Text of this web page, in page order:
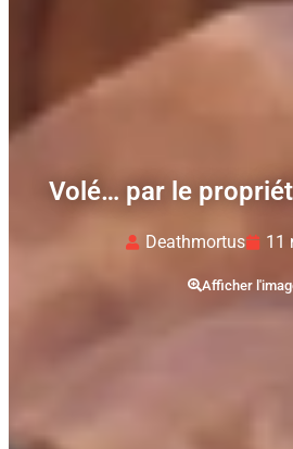
Volé… par le
Deathmortus 11
Afficher